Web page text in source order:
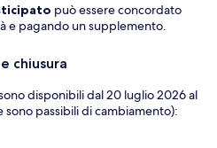
può essere concordato
e pagando un supplemento.
chiusura
disponibili dal 20 luglio 2026 al
passibili di cambiamento):